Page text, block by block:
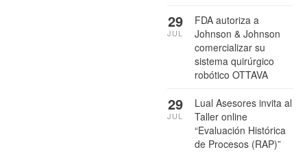
FDA autoriza a
Johnson & Johnson
comercializar su
sistema quirúrgico
robótico OTTAVA
29
JUL
Lual Asesores invita al
Taller online
“Evaluación Histórica
de Procesos (RAP)”
29
JUL